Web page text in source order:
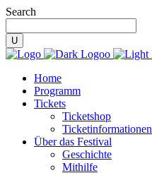
Search
Home
Programm
Tickets
Ticketshop
Ticketinformationen
Über das Festival
Geschichte
Mithilfe